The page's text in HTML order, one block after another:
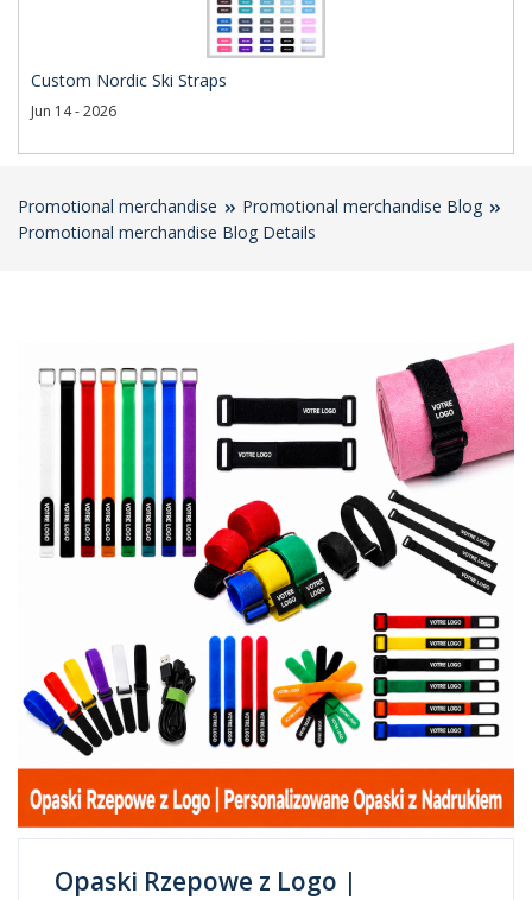
Custom Nordic Ski Straps
Jun 14 - 2026
Promotional merchandise
Promotional merchandise Blog
Promotional merchandise Blog Details
Opaski Rzepowe z Logo |